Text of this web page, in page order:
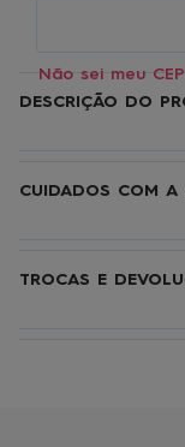
Não sei meu CEP
DESCRIÇÃO DO
CUIDADOS COM A
TROCAS E